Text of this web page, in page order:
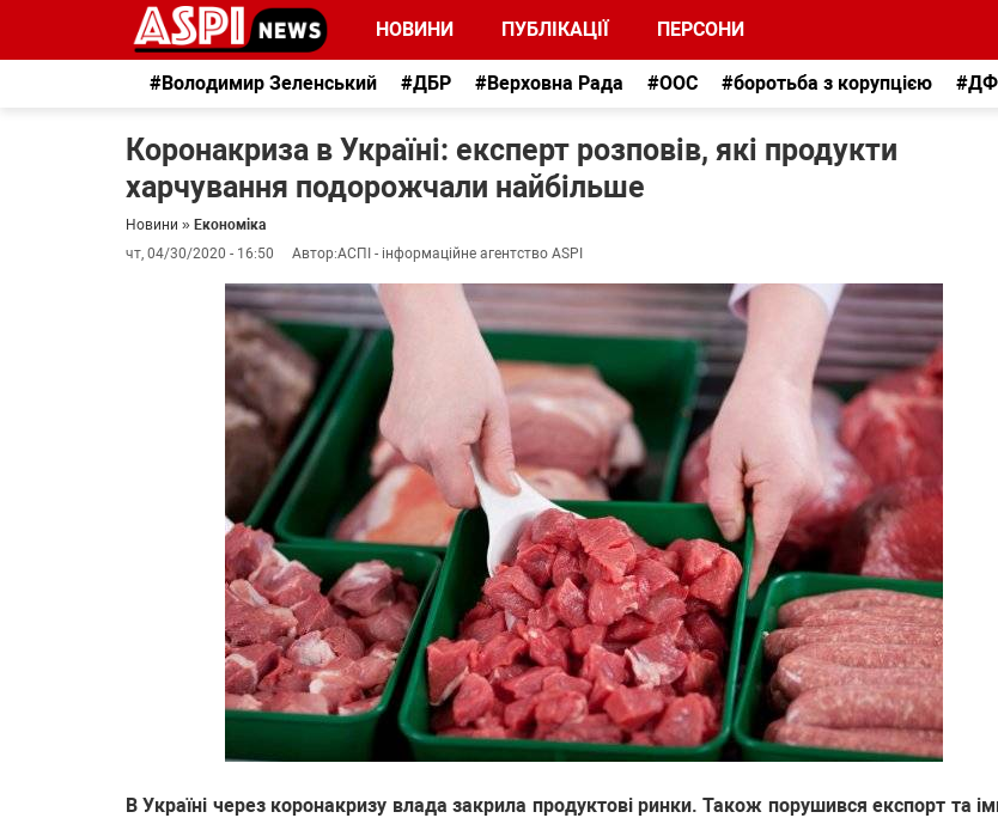
НОВИНИ ПУБЛІКАЦІЇ ПЕРСОНИ
#Володимир Зеленський #ДБР #Верховна Рада #ООС #боротьба з корупцією
Коронакриза в Україні: експерт розповів, які продукти
харчування подорожчали найбільше
Новини » Економіка
чт, 04/30/2020 - 16:50
Автор:АСПІ - інформаційне агентство ASPI
В Україні через коронакризу влада закрила продуктові ринки. Також порушився експорт та